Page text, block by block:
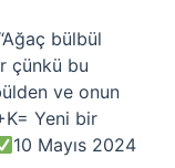
bülbül
çünkü bu
ve onun
Yeni bir
10 Mayıs 2024